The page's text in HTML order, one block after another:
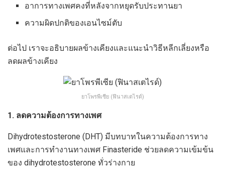
อาการทางเพศคงที่หลังจากหยุดรับประทานยา
ความผิดปกติของเอนไซม์ตับ
ต่อไป เราจะอธิบายผลข้างเคียงและแนะนำวิธีหลีกเลี่ยงหรือ
ลดผลข้างเคียง
ยาโพรพีเซีย (ฟินาสเตไรด์)
1. ลดความต้องการทางเพศ
Dihydrotestosterone (DHT) มีบทบาทในความต้องการทาง
เพศและการทำงานทางเพศ Finasteride ช่วยลดความเข้มข้น
ของ dihydrotestosterone ทั่วร่างกาย